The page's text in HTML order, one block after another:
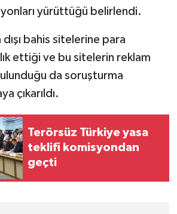
yürüttüğü belirlendi.
bahis sitelerine para
ettiği ve bu sitelerin reklam
da soruşturma
çıkarıldı.
Terörsüz Türkiye yasa
teklifi komisyondan
geçti